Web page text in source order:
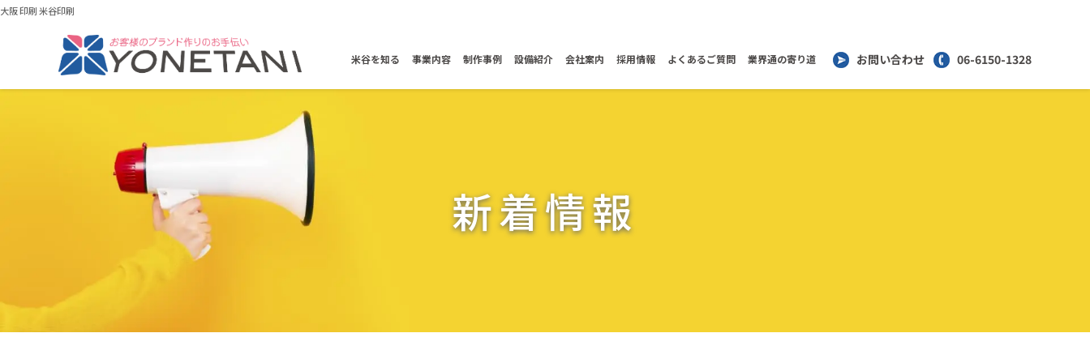
大阪 印刷 米谷印刷
米谷を知る 事業内容 制作事例 設備紹介 会社案内 採用情報 よくあるご質問 業界通の寄り道 お問い合わせ 06-6150-1328
新着情報